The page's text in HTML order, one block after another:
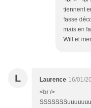
tiennent
fasse
mais en
Will et
L Laurence 16/01/
<br />